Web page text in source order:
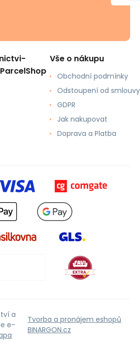
Vše o nákupu
Obchodní podmínky
Odstoupení od smlouvy
GDPR
Jak nakupovat
Doprava a Platba
a
e-
Tvorba a pronájem eshopů
BINARGON.cz